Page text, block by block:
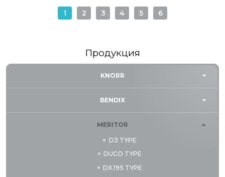
1 2 3 4 5 6
Продукция
KNORR
BENDIX
MERITOR
D3 TYPE
DUCO TYPE
DX.195 TYPE